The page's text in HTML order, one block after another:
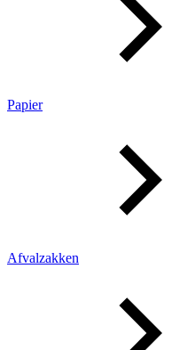
Papier
Afvalzakken